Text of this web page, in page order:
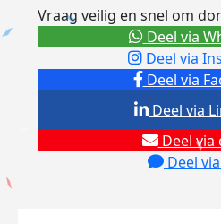
Vraag veilig en snel om
Deel via
Deel via
Deel via
Deel
Deel via
Deel via